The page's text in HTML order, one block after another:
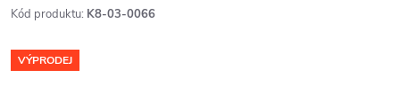
Kód produktu: K8-03-0066
VÝPRODEJ